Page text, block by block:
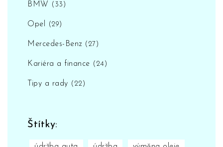
BMW (33)
Opel (29)
Mercedes-Benz (27)
Kariéra a finance (24)
Tipy a rady (22)
Štítky: